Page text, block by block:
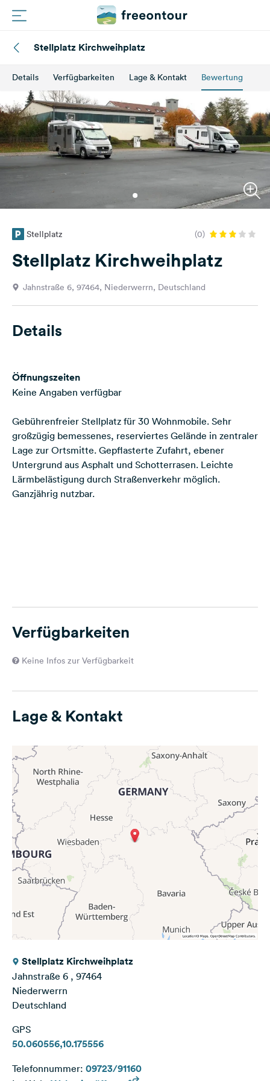
Routen
Plätze
Magazin
Partner
Registrieren
Fragen &
Feedback
Sprache:
auf
Social
Facebook
Instagram
Stellplatz Kirchweihplatz
Details Verfügbarkeiten Lage & Kontakt Bewertung
Stellplatz (0)
Stellplatz Kirchweihplatz
Jahnstraße 6, 97464, Niederwerrn, Deutschland
Details
Öffnungszeiten
Keine Angaben verfügbar
Gebührenfreier Stellplatz für 30 Wohnmobile. Sehr
großzügig bemessenes, reserviertes Gelände in zentraler
Lage zur Ortsmitte. Gepflasterte Zufahrt, ebener
Untergrund aus Asphalt und Schotterrasen. Leichte
Lärmbelästigung durch Straßenverkehr möglich.
Ganzjährig nutzbar.
Verfügbarkeiten
Keine Infos zur Verfügbarkeit
Lage & Kontakt
Stellplatz Kirchweihplatz
Jahnstraße 6 , 97464
Niederwerrn
Deutschland
GPS
50.060556,10.175556
Telefonnummer: 09723/91160